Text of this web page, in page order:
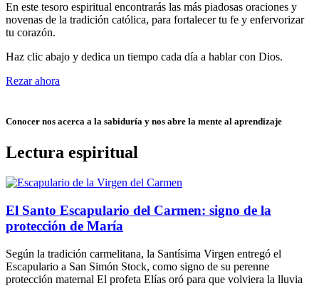
En este tesoro espiritual encontrarás las más piadosas oraciones y
novenas de la tradición católica, para fortalecer tu fe y enfervorizar
tu corazón.
Haz clic abajo y dedica un tiempo cada día a hablar con Dios.
Rezar ahora
Conocer nos acerca a la sabiduría y nos abre la mente al aprendizaje
Lectura espiritual
El Santo Escapulario del Carmen: signo de la
protección de María
Según la tradición carmelitana, la Santísima Virgen entregó el
Escapulario a San Simón Stock, como signo de su perenne
protección maternal El profeta Elías oró para que volviera la lluvia